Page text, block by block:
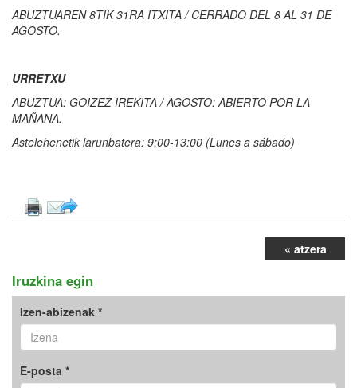
ABUZTUAREN 8TIK 31RA ITXITA / CERRADO DEL 8 AL 31 DE
AGOSTO.
URRETXU
ABUZTUA: GOIZEZ IREKITA / AGOSTO: ABIERTO POR LA
MAÑANA.
Astelehenetik larunbatera: 9:00-13:00 (Lunes a sábado)
« atzera
Iruzkina egin
Izen-abizenak *
E-posta *